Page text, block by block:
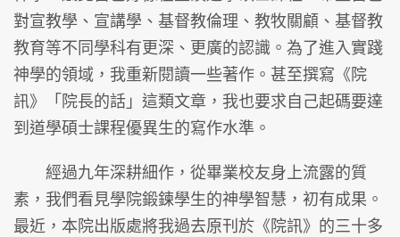
對宣教學、宣講學、基督教倫理、教牧關顧、基督教
教育等不同學科有更深、更廣的認識。為了進入實踐
神學的領域，我重新閱讀一些著作。甚至撰寫《院
訊》「院長的話」這類文章，我也要求自己起碼要達
到道學碩士課程優異生的寫作水準。
經過九年深耕細作，從畢業校友身上流露的質
素，我們看見學院鍛鍊學生的神學智慧，初有成果。
最近，本院出版處將我過去原刊於《院訊》的三十多